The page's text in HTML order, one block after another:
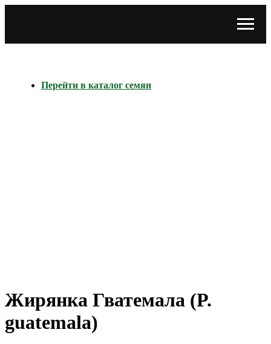
Перейти в каталог семян
Жирянка Гватемала (P.
guatemala)